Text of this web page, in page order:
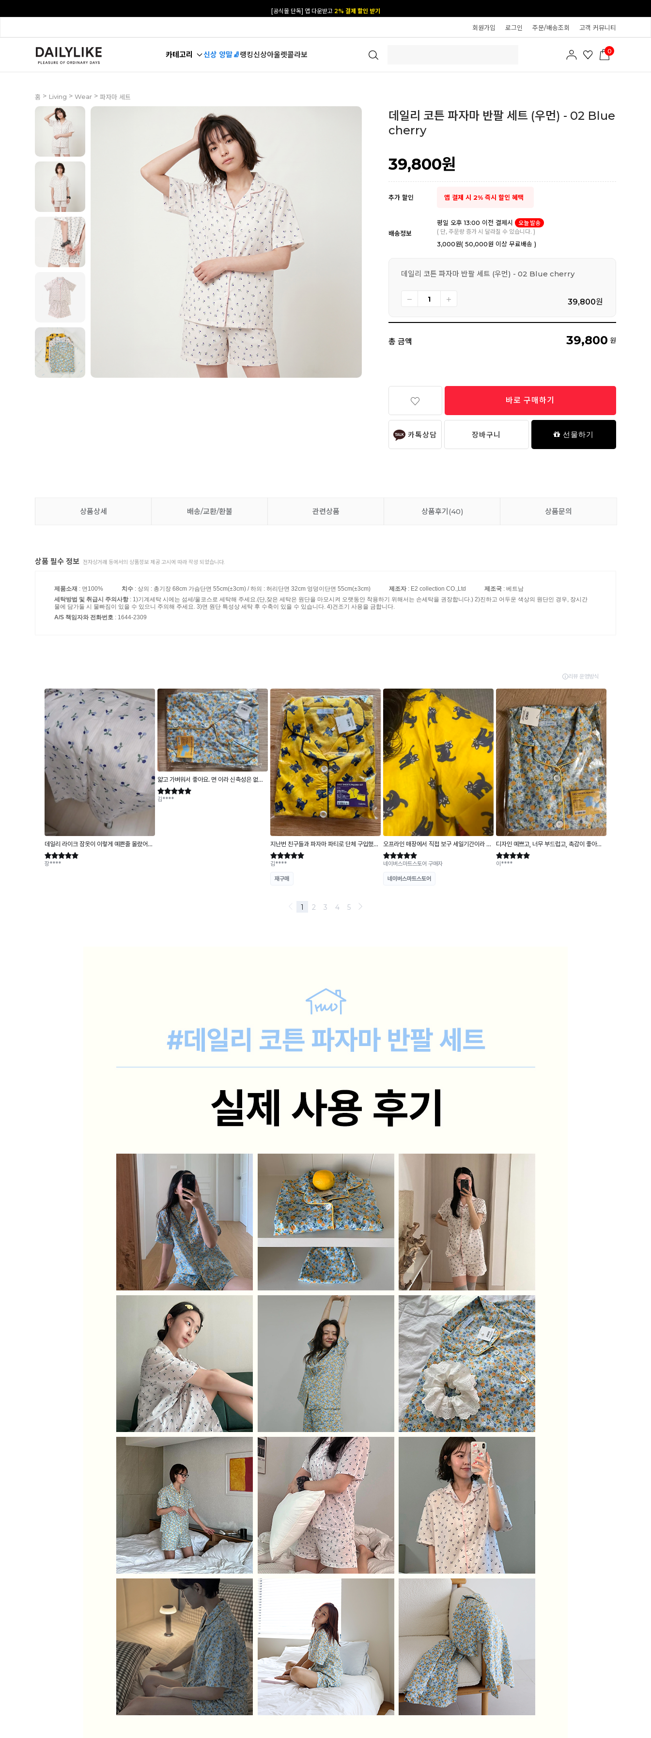
[공식몰 단독] 앱 다운받고 2% 결제 할인 받기
회원가입 로그인 주문/배송조회 고객 커뮤니티
카테고리 신상 양말🧦랭킹신상아울렛콜라보 0
홈 > Living > Wear > 파자마 세트
데일리 코튼 파자마 반팔 세트 (우먼) - 02 Blue
cherry
39,800원
추가 할인 앱 결제 시 2% 즉시 할인 혜택
배송정보
평일 오후 13:00 이전 결제시
오늘 발송
( 단, 주문량 증가 시 달라질 수 있습니다. )
3,000원( 50,000원 이상 무료배송 )
데일리 코튼 파자마 반팔 세트 (우먼) - 02 Blue cherry
39,800원
총 금액 39,800 원
바로 구매하기
카톡상담 장바구니 선물하기
상품상세 배송/교환/환불 관련상품 상품후기(40) 상품문의
상품 필수 정보 전자상거래 등에서의 상품정보 제공 고시에 따라 작성 되었습니다.
제품소재 : 면100% 치수 : 상의 : 총기장 68cm 가슴단면 55cm(±3cm) / 하의 : 허리단면 32cm 엉덩이단면 55cm(±3cm) 제조자: E2 collection CO.,Ltd 제조국 : 베트남
세탁방법 및 취급시 주의사항: 1)기계세탁 시에는 섬세/울코스로 세탁해 주세요.(단,잦은 세탁은 원단을 마모시켜 오랫동안 착용하기 위해서는 손세탁을 권장합니다.) 2)진하고 어두운 색상의 원단인 경우, 장시간
물에 담가둘 시 물빠짐이 있을 수 있으니 주의해 주세요. 3)면 원단 특성상 세탁 후 수축이 있을 수 있습니다. 4)건조기 사용을 금합니다.
A/S 책임자와 전화번호 : 1644-2309